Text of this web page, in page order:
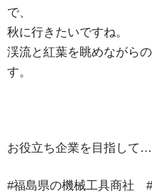
で、
秋に行きたいですね。
渓流と紅葉を眺めながら
す。
お役立ち企業を目指して
#福島県の機械工具商社